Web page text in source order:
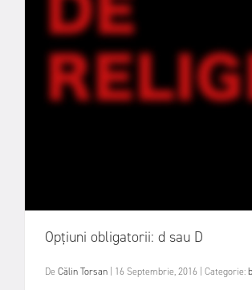
Opțiuni obligatorii: d sau D
De Călin Torsan 16 Septembrie, 2016 Categorie: